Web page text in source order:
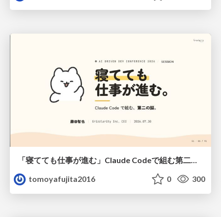
「寝てても仕事が進む」Claude Codeで組む第二の脳
tomoyafujita2016
0 300